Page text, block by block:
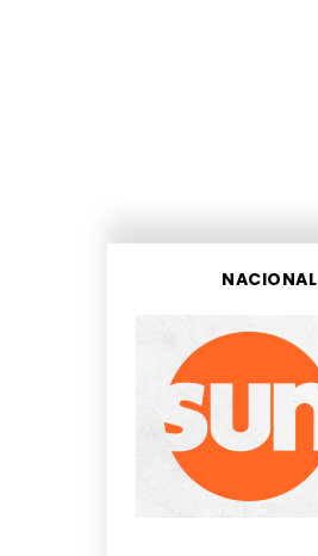
NACIONAL